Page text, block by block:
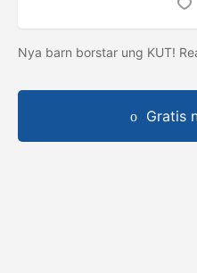
Nya barn borstar ung KUT!
Gratis